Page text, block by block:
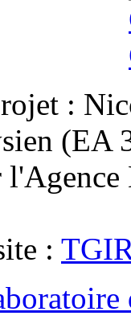
:
: